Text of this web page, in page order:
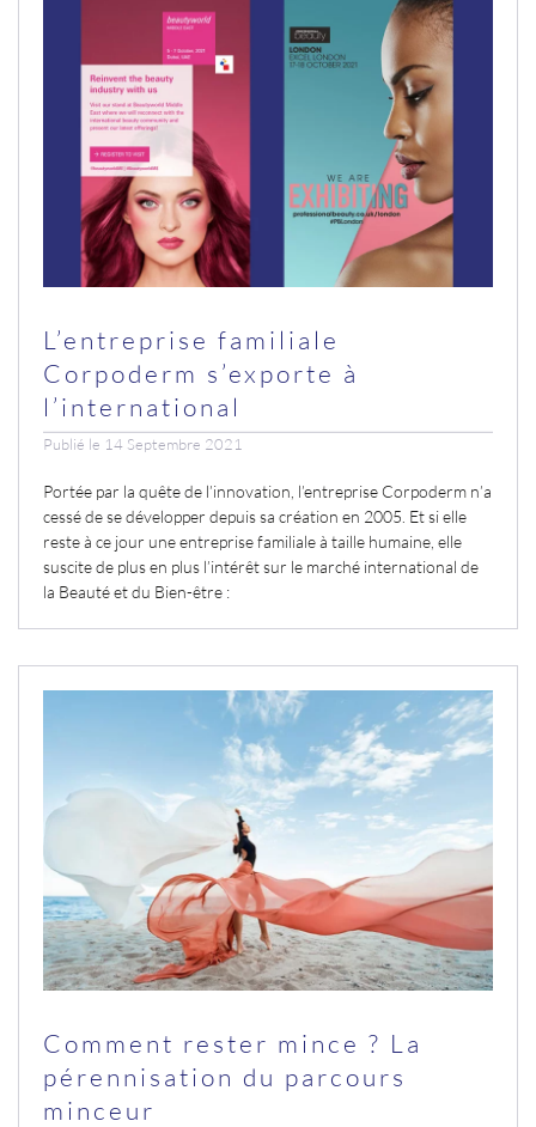
L’entreprise familiale
Corpoderm s’exporte à
l’international
Publié le 14 Septembre 2021
Portée par la quête de l’innovation, l’entreprise Corpoderm n’a
cessé de se développer depuis sa création en 2005. Et si elle
reste à ce jour une entreprise familiale à taille humaine, elle
suscite de plus en plus l’intérêt sur le marché international de
la Beauté et du Bien-être :
Comment rester mince ? La
pérennisation du parcours
minceur